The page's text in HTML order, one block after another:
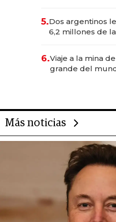
para convertirse
transformadoras
5.Dos argentinos
6,2 millones de
6.Viaje a la mina
grande del
Más noticias